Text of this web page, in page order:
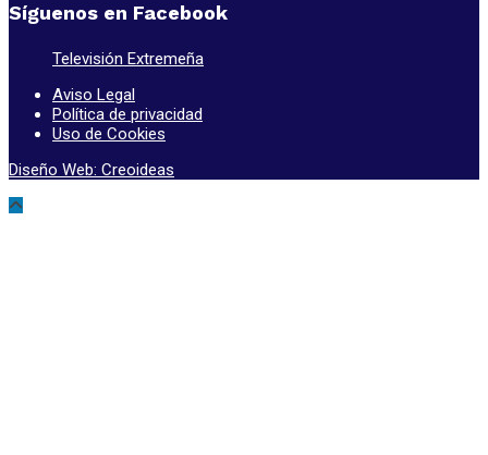
Síguenos en Facebook
Televisión Extremeña
Aviso Legal
Política de privacidad
Uso de Cookies
Diseño Web: Creoideas